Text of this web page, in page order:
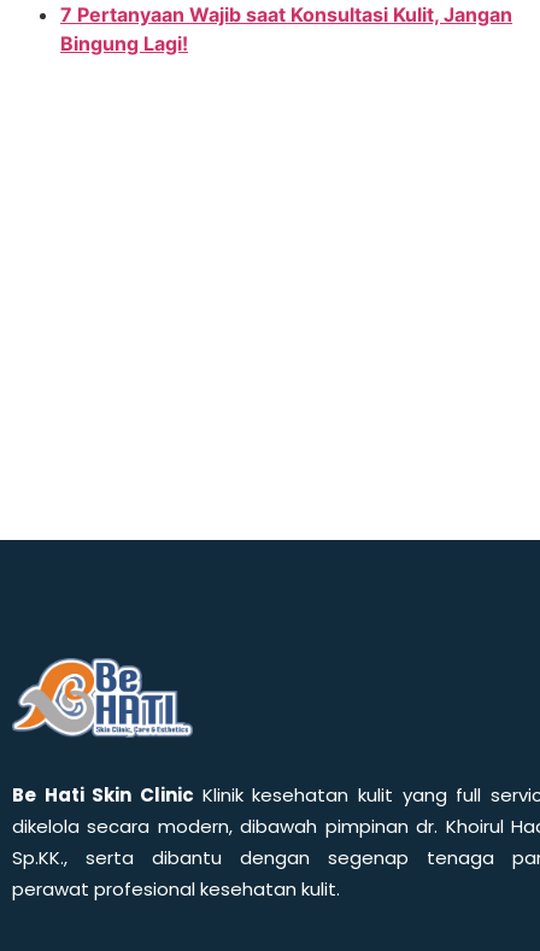
7 Pertanyaan Wajib saat Konsultasi Kulit, Jangan
Bingung Lagi!
Be Hati Skin Clinic Klinik kesehatan kulit yang full
dikelola secara modern, dibawah pimpinan dr. Khoirul
Sp.KK., serta dibantu dengan segenap tenaga
perawat profesional kesehatan kulit.